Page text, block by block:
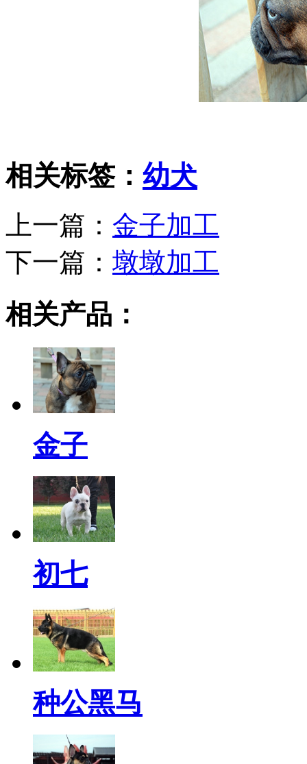
相关标签： 幼犬
上一篇： 金子加工
下一篇： 墩墩加工
相关产品：
金子
初七
种公黑马